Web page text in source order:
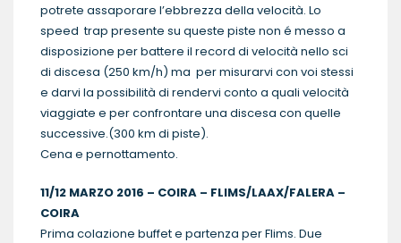
potrete assaporare l’ebbrezza della velocità. Lo
speed trap presente su queste piste non é messo a
disposizione per battere il record di velocità nello sci
di discesa (250 km/h) ma per misurarvi con voi stessi
e darvi la possibilità di rendervi conto a quali velocità
viaggiate e per confrontare una discesa con quelle
successive.(300 km di piste).
Cena e pernottamento.
11/12 MARZO 2016 – COIRA – FLIMS/LAAX/FALERA –
COIRA
Prima colazione buffet e partenza per Flims. Due